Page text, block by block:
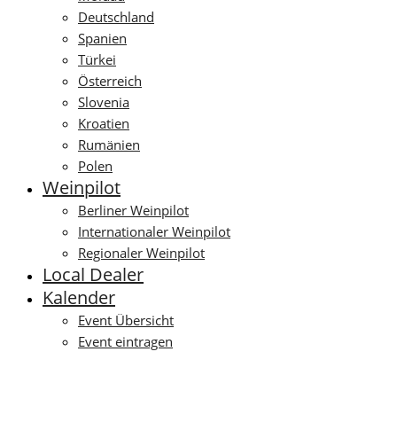
Deutschland
Spanien
Türkei
Österreich
Slovenia
Kroatien
Rumänien
Polen
Weinpilot
Berliner Weinpilot
Internationaler Weinpilot
Regionaler Weinpilot
Local Dealer
Kalender
Event Übersicht
Event eintragen